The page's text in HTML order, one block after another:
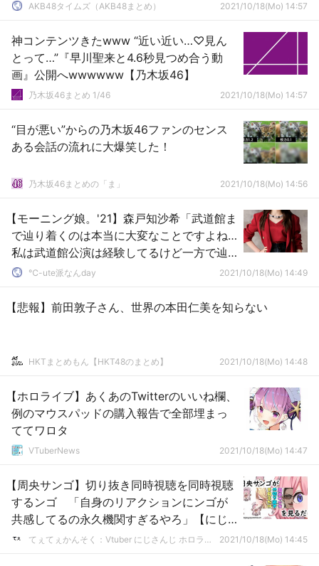
AKB48タイムズ（AKB48まとめ） 2021/10/18(Mo) 14:57
神コンテンツきたwww “近い近い…♡見ん
とって…”『早川聖来と4.6秒見つめ合う動
画』公開へwwwwww【乃木坂46】
乃木坂46まとめ 1/46 2021/10/18(Mo) 14:57
“目が悪い”からの乃木坂46ファンのセンス
ある会話の流れに大爆笑した！
乃木坂46まとめの「ま」 2021/10/18(Mo) 14:56
【モーニング娘。'21】森戸知沙希「武道館ま
で辿り着くのは本当に大変なことですよね…
私は武道館公演は経験してるけど一方で辿
り着けなかった道でもあるので」
℃-ute派なんday 2021/10/18(Mo) 14:49
【悲報】前田敦子さん、世界の本田仁美を知らない
HKTまとめもん【HKT48のまとめ】 2021/10/18(Mo) 14:48
【ホロライブ】あくあのTwitterのいいね欄、
例のマウスパッドの購入報告で全部埋まっ
ててワロタ
VTuberNews 2021/10/18(Mo) 14:47
【周央サンゴ】切り抜き同時視聴を同時視聴
するンゴ 「自身のリアクションにンゴが
共感してるの永久機関すぎるやろ」【にじ
さんじ】
てぇてぇかんそく：Vtuber にじさんじ ホロライブまとめ 2021/10/18(Mo) 14:45